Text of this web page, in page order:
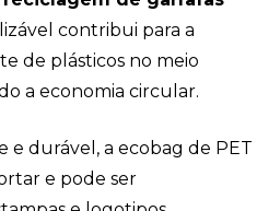
contribui para a
de plásticos no meio
a economia circular.
e durável, a ecobag de PET
e pode ser